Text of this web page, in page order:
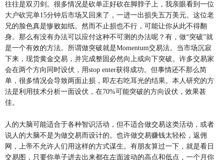
往往是双刃剑。很多情况是砍单正好砍在脚脖子上，我亲眼看到一位
大户砍完单15分钟后市场又回来了，一进一出损失五万美元。这位老
兄的脸色真是惨败如纸。然而不止损也不行，可能让你从此不得翻
身。那么有没有办法可以应付这种不可测的办法呢？有，做“突破”就
是一个有效的方法。所谓做突破就是Momentum交易法。当市场沉寂
下来，现货黄金交易，并完成整固必然向上或向下突破。许多交易家
会在两个方向同时设伏，用stop enter获得成功。但事情还不那么简
单，很多情况会导致两面止损，即左右吃耳光的结果。本人研究的方
法是利用技术分析一面设伏，在70%可能突破的方向设伏，效果甚
佳。
人的大脑可能适合于各种智识活动，但不适合做交易这类活动，或者
说人的大脑不是为做交易而设计的。也许做交易赚钱太轻松，返佣
网，上帝不允许人们用这样的方式谋生。有朋友算过一下，就是看日
交易图，只要你单子进去出来都在左面波动的高点和低点，一个月你